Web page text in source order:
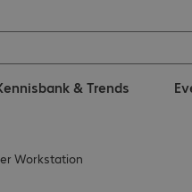
& Trends
Workstation